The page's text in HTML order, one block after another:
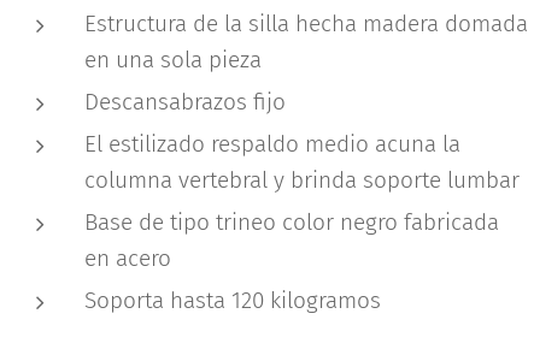
Estructura de la silla hecha madera domada
en una sola pieza
Descansabrazos fijo
El estilizado respaldo medio acuna la
columna vertebral y brinda soporte lumbar
Base de tipo trineo color negro fabricada
en acero
Soporta hasta 120 kilogramos